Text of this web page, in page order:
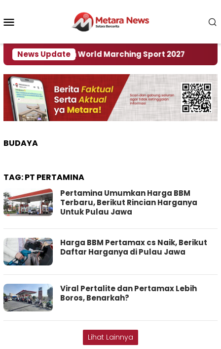
konten
News Update
Tuan Rumah World Marching Sport 2027
BUDAYA
TAG:PT PERTAMINA
Pertamina Umumkan Harga BBM
Terbaru, Berikut Rincian Harganya
Untuk Pulau Jawa
Harga BBM Pertamax cs Naik, Berikut
Daftar Harganya di Pulau Jawa
Viral Pertalite dan Pertamax Lebih
Boros, Benarkah?
Lihat Lainnya